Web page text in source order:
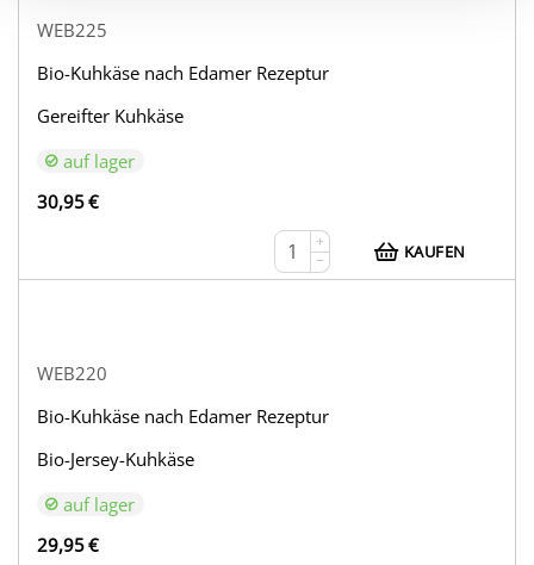
WEB225
Bio-Kuhkäse nach Edamer Rezeptur
Gereifter Kuhkäse
auf lager
30,95€
+
−
KAUFEN
WEB220
Bio-Kuhkäse nach Edamer Rezeptur
Bio-Jersey-Kuhkäse
auf lager
29,95€